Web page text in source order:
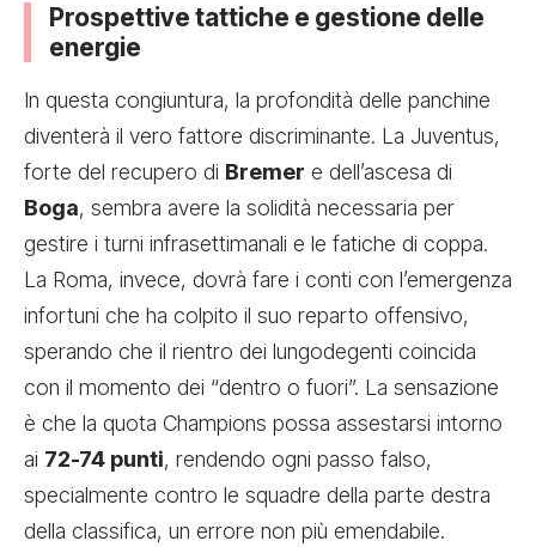
Prospettive tattiche e gestione delle
energie
In questa congiuntura, la profondità delle panchine
diventerà il vero fattore discriminante. La Juventus,
forte del recupero di Bremer e dell’ascesa di
Boga, sembra avere la solidità necessaria per
gestire i turni infrasettimanali e le fatiche di coppa.
La Roma, invece, dovrà fare i conti con l’emergenza
infortuni che ha colpito il suo reparto offensivo,
sperando che il rientro dei lungodegenti coincida
con il momento dei “dentro o fuori”. La sensazione
è che la quota Champions possa assestarsi intorno
ai 72-74 punti, rendendo ogni passo falso,
specialmente contro le squadre della parte destra
della classifica, un errore non più emendabile.